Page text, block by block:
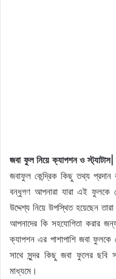
জবা ফুল নিয়ে ক্যাপশন ও
জবাফুল কেন্দ্রিক কিছু তথ্য
বন্ধুগণ আপনারা যারা এই ফুলকে
উদ্দেশ্য নিয়ে উপস্থিত হয়েছেন
আপনাদের কি সহযোগিতা করার
ক্যাপশন এর পাশাপাশি জবা ফুলকে
সাথে সুন্দর কিছু জবা ফুলের ছবি
মাধ্যমে।